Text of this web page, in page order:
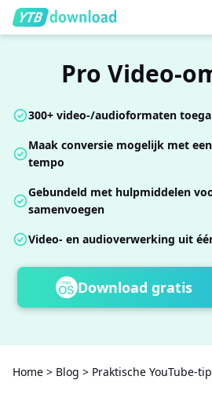
Pro Video-
300+ video-/audioformaten
Maak conversie mogelijk met
tempo
Gebundeld met hulpmiddelen
samenvoegen
Video- en audioverwerking uit
Download gratis
Home > Blog > Praktische YouTube-